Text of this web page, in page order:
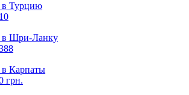
Турцию
в Шри-Ланку
Карпаты
грн.